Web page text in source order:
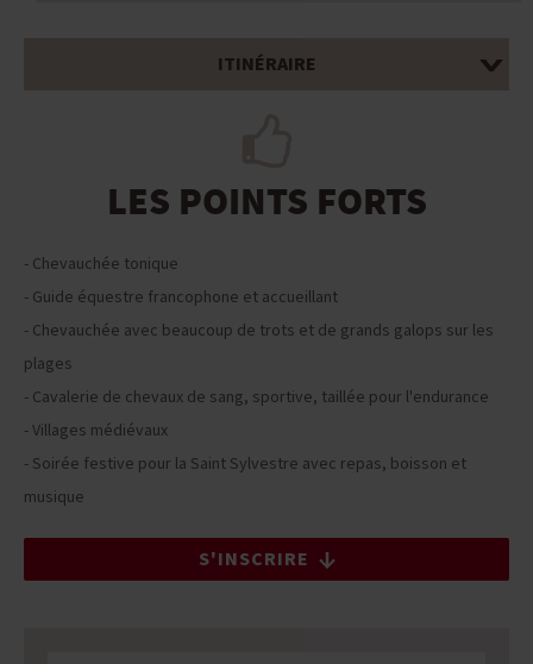
ITINÉRAIRE
LES POINTS FORTS
- Chevauchée tonique
- Guide équestre francophone et accueillant
- Chevauchée avec beaucoup de trots et de grands galops sur les
plages
- Cavalerie de chevaux de sang, sportive, taillée pour l'endurance
- Villages médiévaux
- Soirée festive pour la Saint Sylvestre avec repas, boisson et
musique
S'INSCRIRE